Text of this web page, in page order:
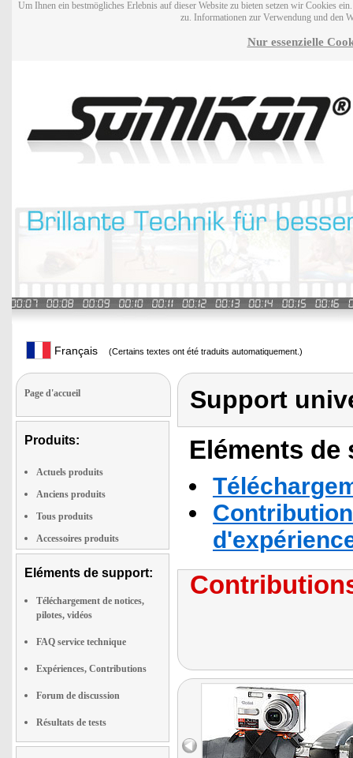
Um Ihnen ein bestmögliches Erlebnis auf dieser Website zu bieten setzen wir Cookies
zu. Informationen zur Verwendung und den
Nur essenzielle
Français (Certains textes ont été traduits automatiquement.)
Page d'accueil
Produits:
Actuels produits
Anciens produits
Tous produits
Accessoires produits
Eléments de support:
Téléchargement de notices,
pilotes, vidéos
FAQ service technique
Expériences, Contributions
Forum de discussion
Résultats de tests
Support
Eléments